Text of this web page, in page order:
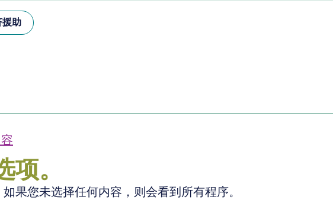
援助
。
果您未选择任何内容，则会看到所有程序。